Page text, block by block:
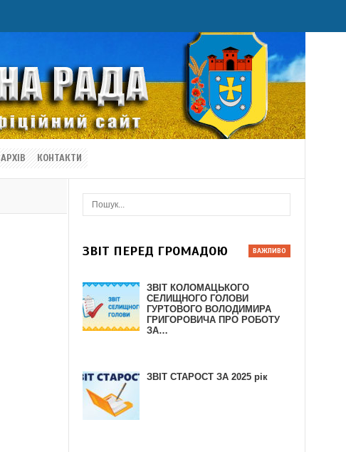
АРХІВ КОНТАКТИ
ЗВІТ ПЕРЕД ГРОМАДОЮ
ЗВІТ КОЛОМАЦЬКОГО
СЕЛИЩНОГО ГОЛОВИ
ГУРТОВОГО ВОЛОДИМИРА
ГРИГОРОВИЧА ПРО РОБОТУ
ЗА…
ЗВІТ СТАРОСТ ЗА 2025 рік